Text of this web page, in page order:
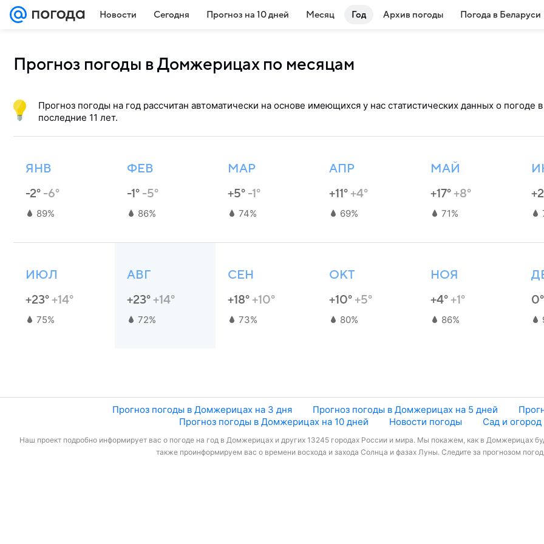
Новости Сегодня Прогноз на 10 дней Месяц Год Архив погоды Погода в Беларуси
Прогноз погоды в Домжерицах по месяцам
Прогноз погоды на год рассчитан автоматически на основе имеющихся у нас статистических данных о погоде
последние 11 лет.
ЯНВ
-2° -6°
89%
ФЕВ
-1° -5°
86%
МАР
+5° -1°
74%
АПР
+11°+4°
69%
МАЙ
+17°+8°
71%
ИЮЛ
+23°+14°
75%
АВГ
+23°+14°
72%
СЕН
+18°+10°
73%
ОКТ
+10°+5°
80%
НОЯ
+4°+1°
86%
Прогноз погоды в Домжерицах на 3 дня Прогноз погоды в Домжерицах на 5 дней
Прогноз погоды в Домжерицах на 10 дней
Новости погоды Сад и огород
Наш проект подробно информирует вас о погоде на год в Домжерицах и других 13245 городах России и мира. Мы покажем, как в Домжерицах
также проинформируем вас о времени восхода и захода Солнца и фазах Луны. Следите за прогнозом